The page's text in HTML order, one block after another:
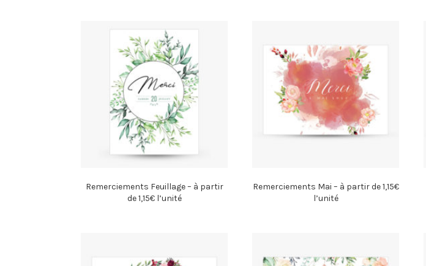
Remerciements Feuillage – à partir
de 1,15€ l’unité
Remerciements Mai – à partir de 1,15€
l’unité